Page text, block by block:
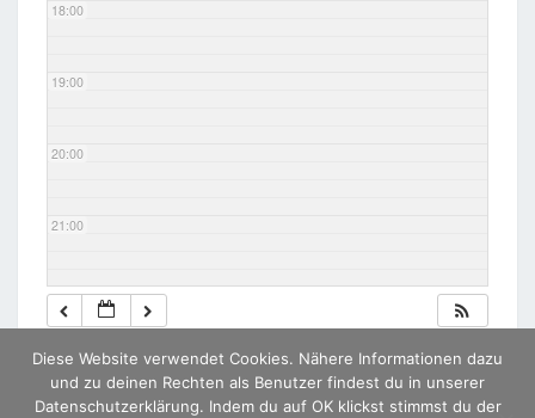
18:00
19:00
20:00
21:00
22:00
23:00
Diese Website verwendet Cookies. Nähere Informationen dazu
und zu deinen Rechten als Benutzer findest du in unserer
Datenschutzerklärung. Indem du auf OK klickst stimmst du der